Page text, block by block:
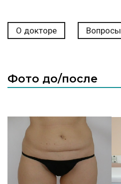
О докторе Вопросы
Фото до/после